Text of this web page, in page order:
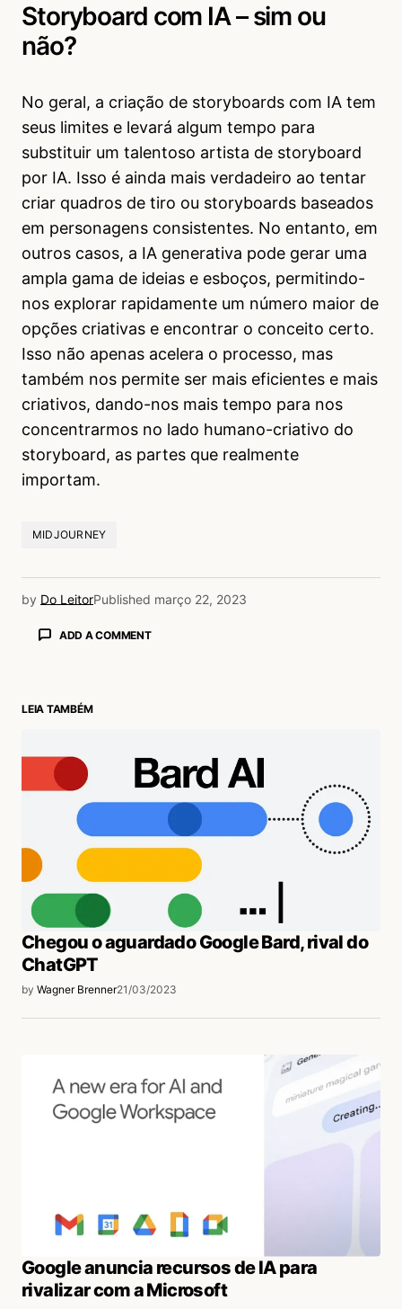
Storyboard com IA – sim ou
não?
No geral, a criação de storyboards com IA tem
seus limites e levará algum tempo para
substituir um talentoso artista de storyboard
por IA. Isso é ainda mais verdadeiro ao tentar
criar quadros de tiro ou storyboards baseados
em personagens consistentes. No entanto, em
outros casos, a IA generativa pode gerar uma
ampla gama de ideias e esboços, permitindo-
nos explorar rapidamente um número maior de
opções criativas e encontrar o conceito certo.
Isso não apenas acelera o processo, mas
também nos permite ser mais eficientes e mais
criativos, dando-nos mais tempo para nos
concentrarmos no lado humano-criativo do
storyboard, as partes que realmente
importam.
MIDJOURNEY
by Do LeitorPublished março 22, 2023
ADD A COMMENT
LEIA TAMBÉM
Chegou o aguardado Google Bard, rival do
ChatGPT
by Wagner Brenner21/03/2023
Google anuncia recursos de IA para
rivalizar com a Microsoft